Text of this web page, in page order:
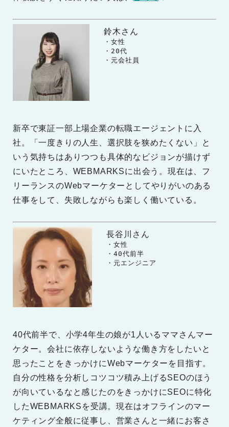
鈴木さん
・女性
・20代
・元会社員
新卒で東証一部上場企業の転職エージェントに入
社。「一度きりの人生、選択肢を狭めたくない」と
いう気持ちはありつつも具体的なビジョンが描けず
にいたところ、WEBMARKSに出会う。現在は、フ
リーランスのWebマーケターとしてやりがいのある
仕事をして、失敗しながらも楽しく働いている。
長谷川さん
・女性
・40代前半
・元エンジニア
40代前半で、小学4年生の娘が1人いるママさんマー
ケター。会社に依存しないような働き方をしたいと
思ったことをきっかけにWebマーケターを目指す。
自分の性格を分析しコツコツ積み上げるSEOのほう
が向いているなと感じたのをきっかけにSEOに特化
したWEBMARKSを受講。現在はオフラインのマー
ケティング全般に従事し、営業さんと一緒にお客さ